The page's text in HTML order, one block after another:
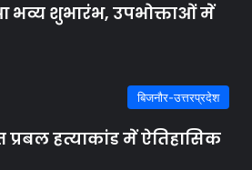
भव्य शुभारंभ, उपभोक्ताओं में
बिजनौर-उत्तरप्रदेश
प्रबल हत्याकांड में ऐतिहासिक